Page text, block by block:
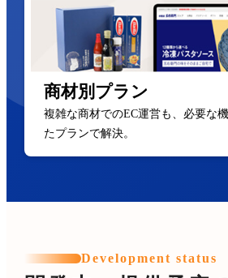
商材別プラン
複雑な商材でのEC運営も、必要な
たプランで解決。
Development status